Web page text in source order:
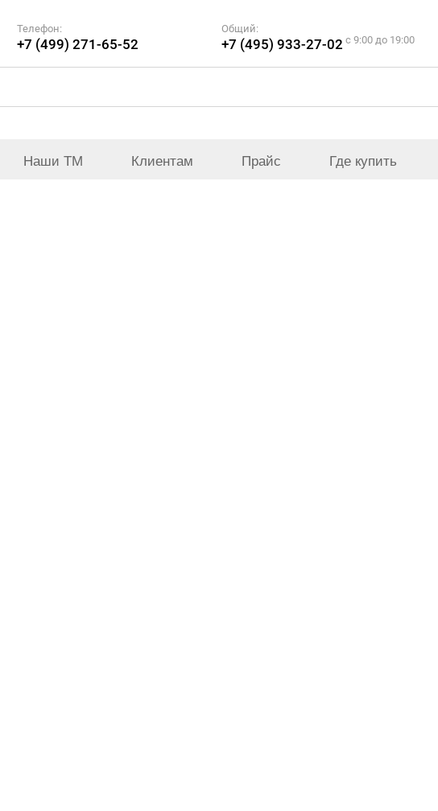
Телефон:
+7 (499) 271-65-52
Общий:
+7 (495) 933-27-02 c 9:00 до 19:00
Наши ТМ Клиентам Прайс Где купить